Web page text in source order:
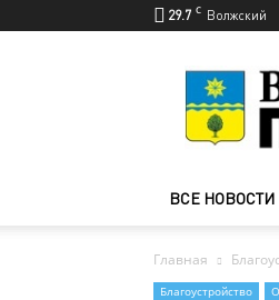
29.7 C Волжский
ВСЕ НОВОСТИ
Главная
Благоустройство